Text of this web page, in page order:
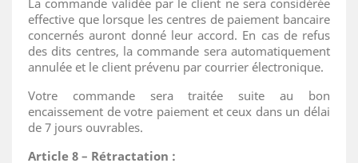
La commande validée par le client ne sera considérée
effective que lorsque les centres de paiement bancaire
concernés auront donné leur accord. En cas de refus
des dits centres, la commande sera automatiquement
annulée et le client prévenu par courrier électronique.
Votre commande sera traitée suite au bon
encaissement de votre paiement et ceux dans un délai
de 7 jours ouvrables.
Article 8 – Rétractation :